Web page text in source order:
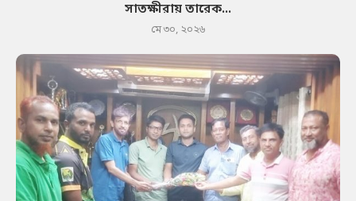
সাতক্ষীরায় তারেক...
মে ৩০, ২০২৬